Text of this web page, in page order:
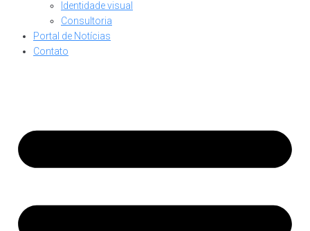
Identidade visual
Consultoria
Portal de Notícias
Contato